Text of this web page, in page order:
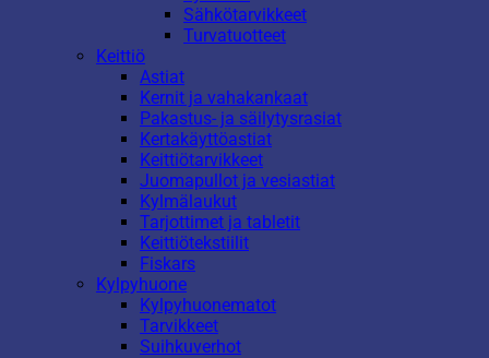
Sähkötarvikkeet
Turvatuotteet
Keittiö
Astiat
Kernit ja vahakankaat
Pakastus- ja säilytysrasiat
Kertakäyttöastiat
Keittiötarvikkeet
Juomapullot ja vesiastiat
Kylmälaukut
Tarjottimet ja tabletit
Keittiötekstiilit
Fiskars
Kylpyhuone
Kylpyhuonematot
Tarvikkeet
Suihkuverhot